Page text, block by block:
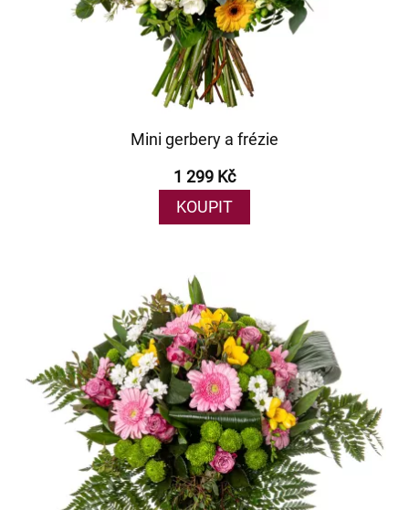
Mini gerbery a frézie
1 299 Kč
KOUPIT